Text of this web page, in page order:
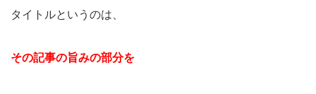
タイトルというのは、
その記事の旨みの部分を